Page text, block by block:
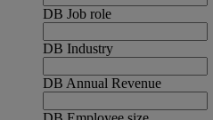
DB Job role
DB Industry
DB Annual Revenue